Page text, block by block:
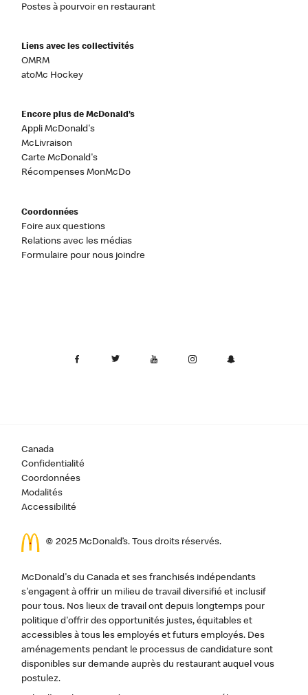
Postes à pourvoir en restaurant
Liens avec les collectivités
OMRM
atoMc Hockey
Encore plus de McDonald’s
Appli McDonald's
McLivraison
Carte McDonald's
Récompenses MonMcDo
Coordonnées
Foire aux questions
Relations avec les médias
Formulaire pour nous joindre
Canada
Confidentialité
Coordonnées
Modalités
Accessibilité
© 2025 McDonald’s. Tous droits réservés.
McDonald's du Canada et ses franchisés indépendants
s'engagent à offrir un milieu de travail diversifié et inclusif
pour tous. Nos lieux de travail ont depuis longtemps pour
politique d'offrir des opportunités justes, équitables et
accessibles à tous les employés et futurs employés. Des
aménagements pendant le processus de candidature sont
disponibles sur demande auprès du restaurant auquel vous
postulez.